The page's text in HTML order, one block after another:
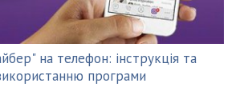
на телефон: інструкція та
програми